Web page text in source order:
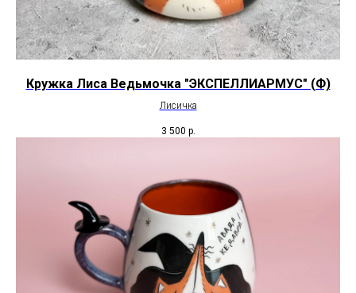
Кружка Лиса Ведьмочка "ЭКСПЕЛЛИАРМУС" (Ф)
Лисичка
3 500 р.